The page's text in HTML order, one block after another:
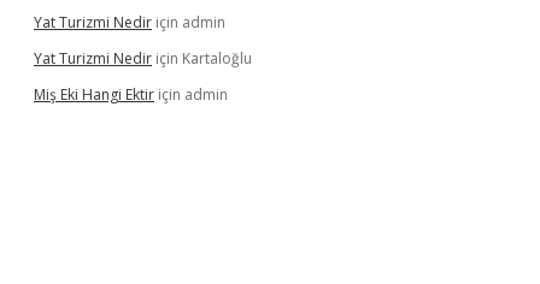
Yat Turizmi Nedir için admin
Yat Turizmi Nedir için Kartaloğlu
Miş Eki Hangi Ektir için admin